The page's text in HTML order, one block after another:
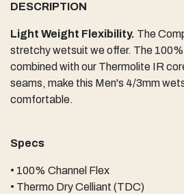
DESCRIPTION
Light Weight Flexibility. The
stretchy wetsuit we offer. The
combined with our Thermolite IR
seams, make this Men's 4/3mm
comfortable.
Specs
• 100% Channel Flex
• Thermo Dry Celliant (TDC)